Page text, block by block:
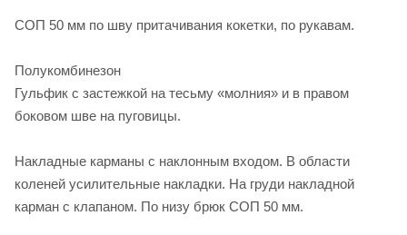
СОП 50 мм по шву притачивания кокетки, по рукавам.
Полукомбинезон
Гульфик с застежкой на тесьму «молния» и в правом
боковом шве на пуговицы.
Накладные карманы с наклонным входом. В области
коленей усилительные накладки. На груди накладной
карман с клапаном. По низу брюк СОП 50 мм.